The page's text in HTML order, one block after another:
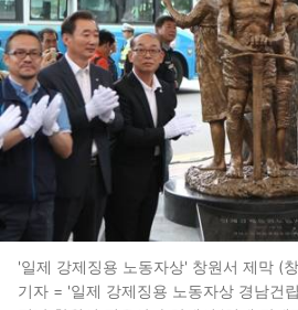
'일제 강제징용 노동자상' 창원서 제막 (
기자 = '일제 강제징용 노동자상 경남건